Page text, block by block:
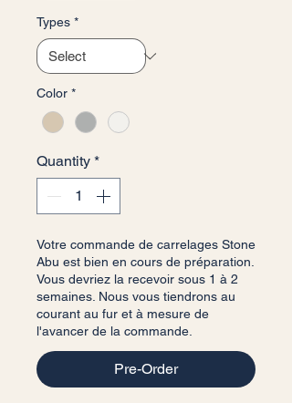
Types *
Color *
Quantity *
Votre commande de carrelages Stone
Abu est bien en cours de préparation.
Vous devriez la recevoir sous 1 à 2
semaines. Nous vous tiendrons au
courant au fur et à mesure de
l'avancer de la commande.
Pre-Order